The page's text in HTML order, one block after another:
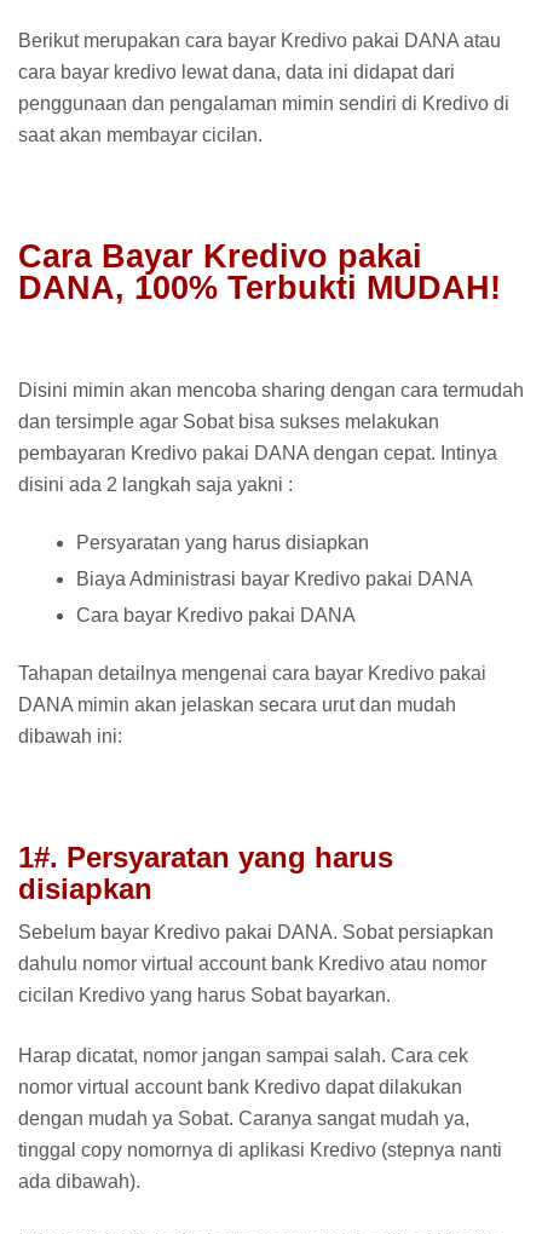
Berikut merupakan cara bayar Kredivo pakai DANA atau
cara bayar kredivo lewat dana, data ini didapat dari
penggunaan dan pengalaman mimin sendiri di Kredivo di
saat akan membayar cicilan.
Cara Bayar Kredivo pakai
DANA, 100% Terbukti MUDAH!
Disini mimin akan mencoba sharing dengan cara termudah
dan tersimple agar Sobat bisa sukses melakukan
pembayaran Kredivo pakai DANA dengan cepat. Intinya
disini ada 2 langkah saja yakni :
Persyaratan yang harus disiapkan
Biaya Administrasi bayar Kredivo pakai DANA
Cara bayar Kredivo pakai DANA
Tahapan detailnya mengenai cara bayar Kredivo pakai
DANA mimin akan jelaskan secara urut dan mudah
dibawah ini:
1#. Persyaratan yang harus
disiapkan
Sebelum bayar Kredivo pakai DANA. Sobat persiapkan
dahulu nomor virtual account bank Kredivo atau nomor
cicilan Kredivo yang harus Sobat bayarkan.
Harap dicatat, nomor jangan sampai salah. Cara cek
nomor virtual account bank Kredivo dapat dilakukan
dengan mudah ya Sobat. Caranya sangat mudah ya,
tinggal copy nomornya di aplikasi Kredivo (stepnya nanti
ada dibawah).